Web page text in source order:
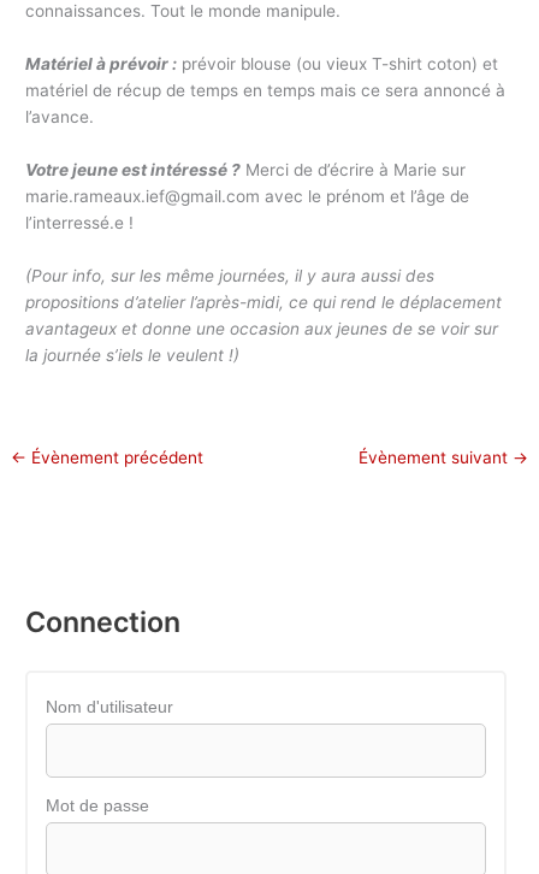
connaissances. Tout le monde manipule.
Matériel à prévoir : prévoir blouse (ou vieux T-shirt coton) et
matériel de récup de temps en temps mais ce sera annoncé à
l’avance.
Votre jeune est intéressé ? Merci de d’écrire à Marie sur
marie.rameaux.ief@gmail.com avec le prénom et l’âge de
l’interressé.e !
(Pour info, sur les même journées, il y aura aussi des
propositions d’atelier l’après-midi, ce qui rend le déplacement
avantageux et donne une occasion aux jeunes de se voir sur
la journée s’iels le veulent !)
← Évènement précédent Évènement suivant →
Connection
Nom d'utilisateur
Mot de passe